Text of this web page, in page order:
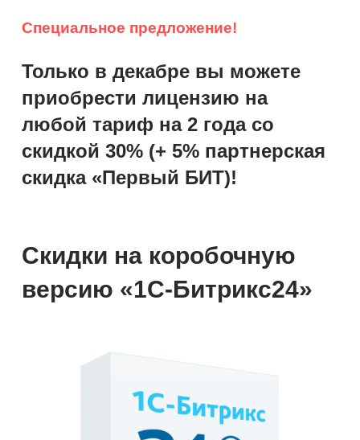
Специальное предложение!
Только в декабре вы можете
приобрести лицензию на
любой тариф на 2 года со
скидкой 30% (+ 5% партнерская
скидка «Первый БИТ)!
Скидки на коробочную
версию «1С-Битрикс24»